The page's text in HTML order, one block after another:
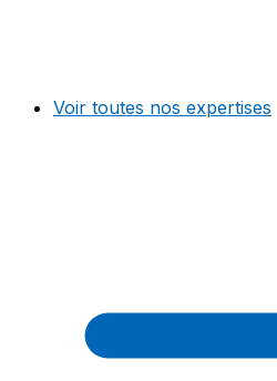
Voir toutes nos expertises